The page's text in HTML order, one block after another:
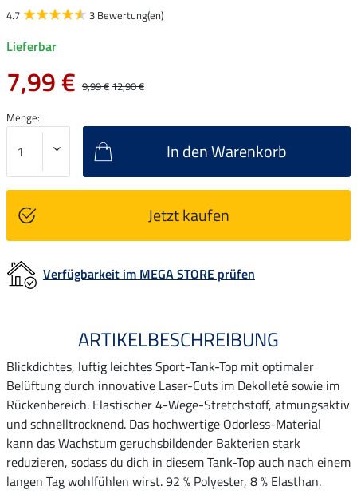
4.7 3 Bewertung(en)
Lieferbar
7,99 € 9,99 €12,90 €
Menge:
In den Warenkorb
Jetzt kaufen
Verfügbarkeit im MEGA STORE prüfen
ARTIKELBESCHREIBUNG
Blickdichtes, luftig leichtes Sport-Tank-Top mit optimaler
Belüftung durch innovative Laser-Cuts im Dekolleté sowie im
Rückenbereich. Elastischer 4-Wege-Stretchstoff, atmungsaktiv
und schnelltrocknend. Das hochwertige Odorless-Material
kann das Wachstum geruchsbildender Bakterien stark
reduzieren, sodass du dich in diesem Tank-Top auch nach einem
langen Tag wohlfühlen wirst. 92 % Polyester, 8 % Elasthan.